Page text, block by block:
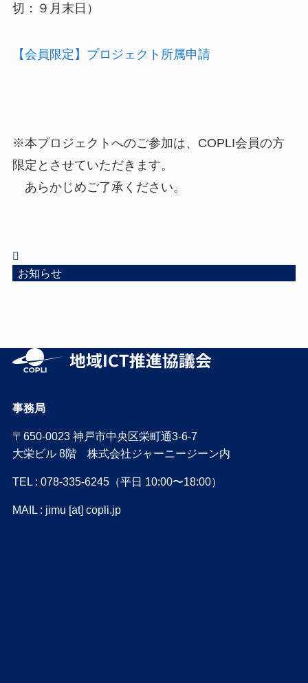
切：９月末日）
【会員限定】プロジェクト所属申請
※本プロジェクトへのご参加は、COPLI会員の方
限定とさせていただきます。
あらかじめご了承ください。
お知らせ
事務局
〒650-0023 神戸市中央区栄町通3-6-7
大栄ビル 8階 株式会社ジャーニージーン内
TEL : 078-335-6245（平日 10:00〜18:00）
MAIL : jimu [at] copli.jp